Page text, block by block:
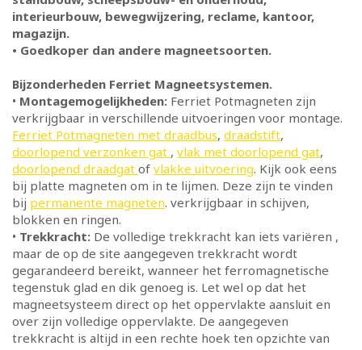
interieurbouw, bewegwijzering, reclame, kantoor,
magazijn.
• Goedkoper dan andere magneetsoorten.
Bijzonderheden Ferriet Magneetsystemen.
• Montagemogelijkheden: Ferriet Potmagneten zijn
verkrijgbaar in verschillende uitvoeringen voor montage.
Ferriet Potmagneten met draadbus, draadstift,
doorlopend verzonken gat , vlak met doorlopend gat,
doorlopend draadgat of vlakke uitvoering. Kijk ook eens
bij platte magneten om in te lijmen. Deze zijn te vinden
bij permanente magneten. verkrijgbaar in schijven,
blokken en ringen.
• Trekkracht: De volledige trekkracht kan iets variëren ,
maar de op de site aangegeven trekkracht wordt
gegarandeerd bereikt, wanneer het ferromagnetische
tegenstuk glad en dik genoeg is. Let wel op dat het
magneetsysteem direct op het oppervlakte aansluit en
over zijn volledige oppervlakte. De aangegeven
trekkracht is altijd in een rechte hoek ten opzichte van